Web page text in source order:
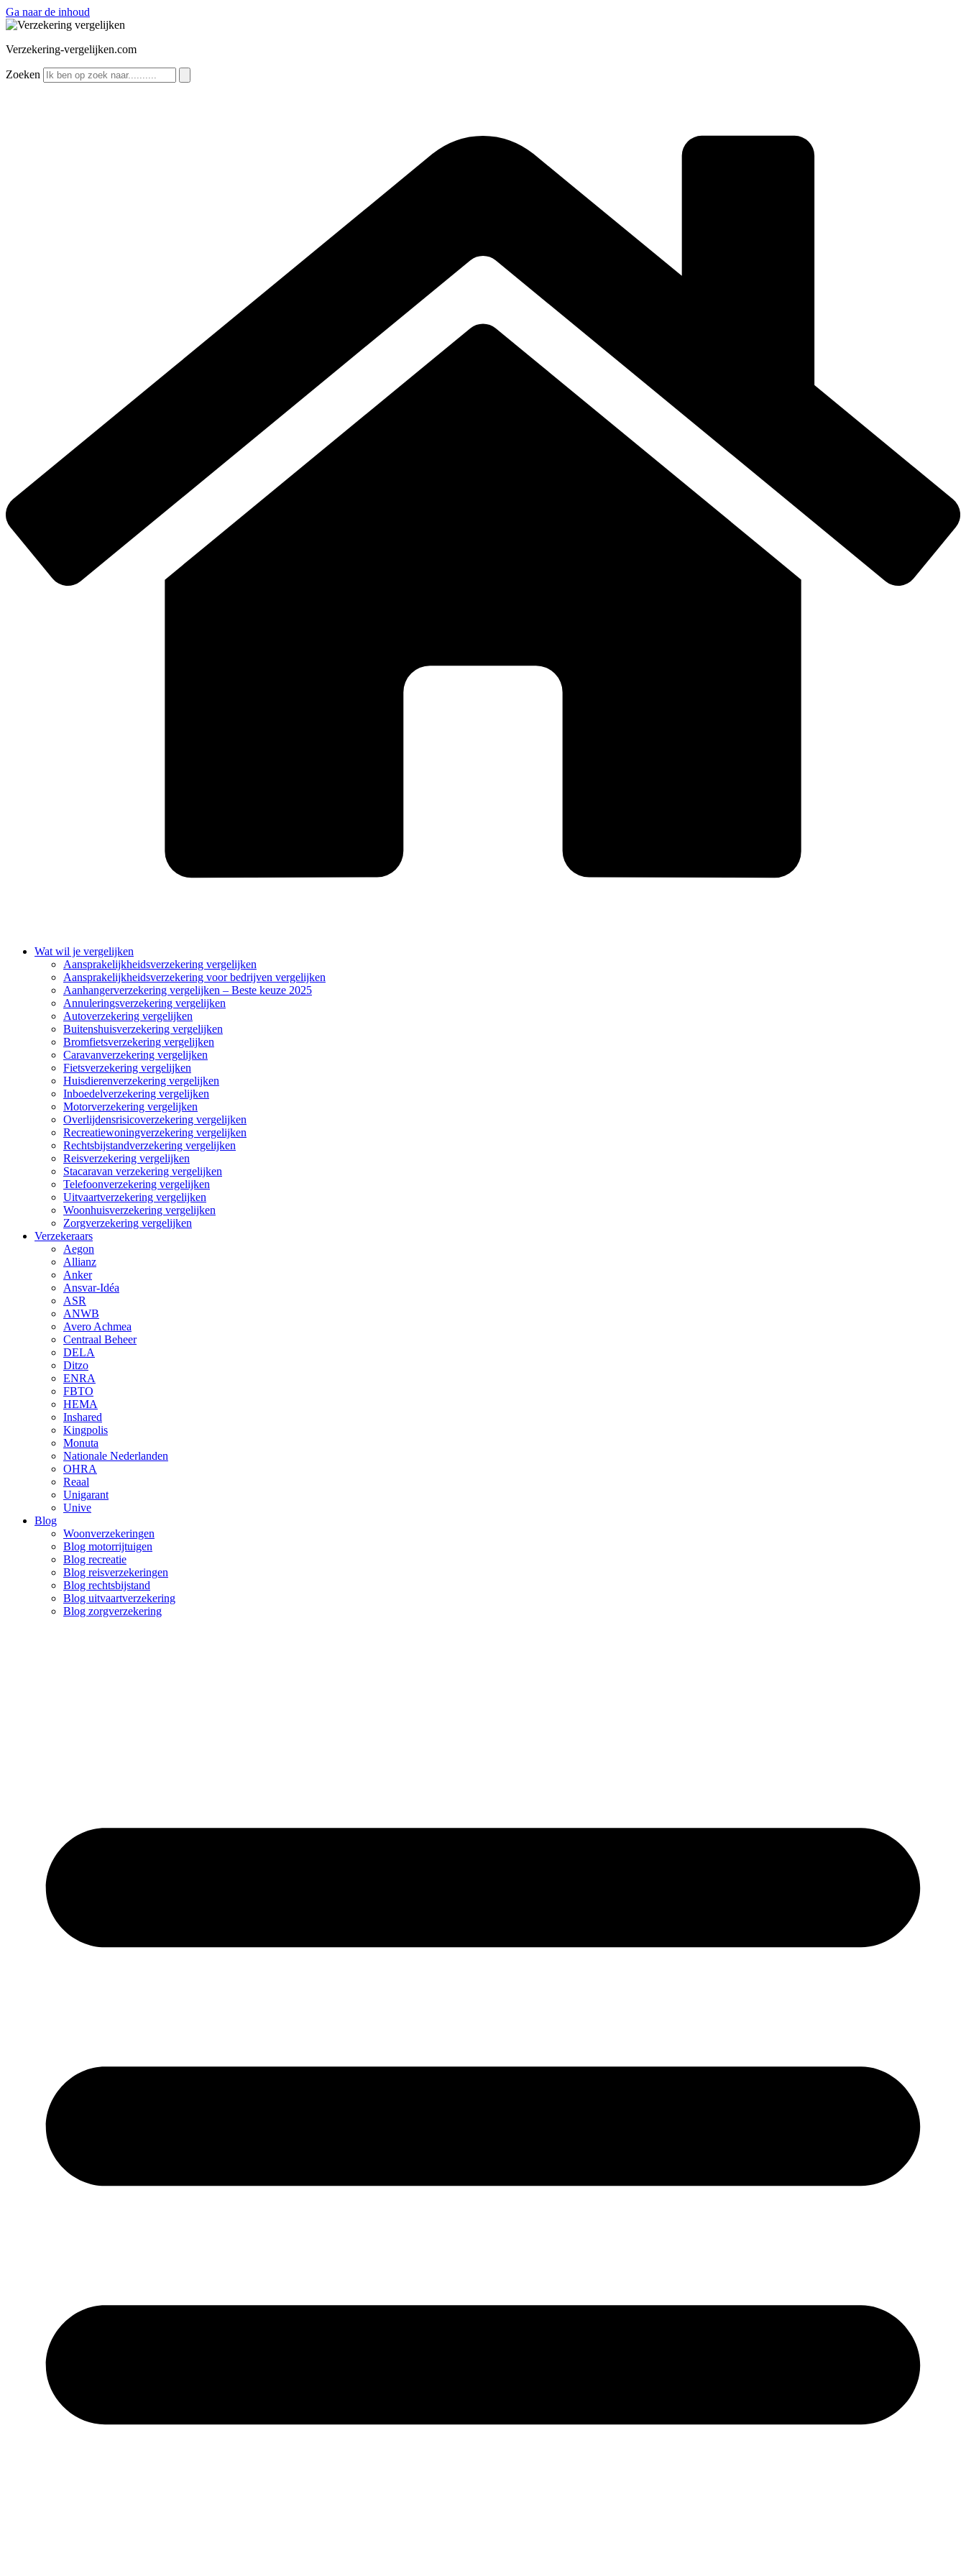
Ga naar de inhoud
Verzekering-vergelijken.com
Zoeken
Wat wil je vergelijken
Aansprakelijkheidsverzekering vergelijken
Aansprakelijkheidsverzekering voor bedrijven vergelijken
Aanhangerverzekering vergelijken – Beste keuze 2025
Annuleringsverzekering vergelijken
Autoverzekering vergelijken
Buitenshuisverzekering vergelijken
Bromfietsverzekering vergelijken
Caravanverzekering vergelijken
Fietsverzekering vergelijken
Huisdierenverzekering vergelijken
Inboedelverzekering vergelijken
Motorverzekering vergelijken
Overlijdensrisicoverzekering vergelijken
Recreatiewoningverzekering vergelijken
Rechtsbijstandverzekering vergelijken
Reisverzekering vergelijken
Stacaravan verzekering vergelijken
Telefoonverzekering vergelijken
Uitvaartverzekering vergelijken
Woonhuisverzekering vergelijken
Zorgverzekering vergelijken
Verzekeraars
Aegon
Allianz
Anker
Ansvar-Idéa
ASR
ANWB
Avero Achmea
Centraal Beheer
DELA
Ditzo
ENRA
FBTO
HEMA
Inshared
Kingpolis
Monuta
Nationale Nederlanden
OHRA
Reaal
Unigarant
Unive
Blog
Woonverzekeringen
Blog motorrijtuigen
Blog recreatie
Blog reisverzekeringen
Blog rechtsbijstand
Blog uitvaartverzekering
Blog zorgverzekering